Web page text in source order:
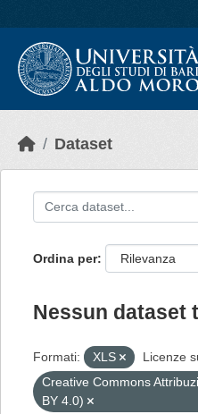
Dataset
Ordina per
Nessun dataset
Formati: XLS
Licenze
Creative Commons
BY 4.0)